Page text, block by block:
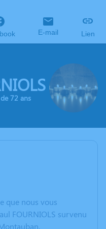
E-mail Lien
72 ans
que nous vous
FOURNIOLS survenu